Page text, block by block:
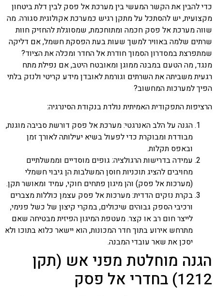
כדי להבין את הקשר המעשי בין מערכת אל פסק לבין דלת ביטחון
מקצועית, יש להסתכל על מתקן רגיש כמערכת אקולוגית סגורה. מה
שווה מערכת אל פסק חכמה ומתוחכמת, שמסוגלת להחזיק חוות
שרתים שלמה באוויר למשך שעות בעת הפסקת חשמל, אם דליקה
שמתפרצת במסדרון הסמוך חודרת אל החדר ומכלה את הציוד?
מנגד, מה הטעם במבנה ממוגן ומאובטח היטב, אם נפילת מתח
רגעית משביתה את השרתים וגורמת לאובדן מידע קריטי ולנזק בלתי
הפיך למערכות המחשוב?
הרציפות התפקודית האמיתית נולדת בנקודת הסינרגיה:
הגנה על הלב האנרגטי: מערכת אל פסק דורשת סביבה מוגנת,
מבודדת ומבוקרת כדי לפעול בשיא יעילותה לאורך זמן
ובאפס תקלות.
עמידה בדרישות הרגולציה: גופים מוסדיים וממשלתיים
מחויבים להציג תוכניות חוסן המשלבות הן גיבוי חשמלי
(מערכות אל פסק) והן מיגון פתחים חוקי, עמיד ומאושר תקן.
בקרת נזקים הדדית: מערכות אל פסק עצמן כוללות מצברים
ורכיבי הספק גבוהים שיכולים, במקרי קיצון של כשל פנימי,
לייצר חום רב או קצר. מעטפת המיגון הפיזית מבטיחה שאם
מתרחש אירוע בתוך חדר המכונות, הוא יישאר כלוא בתוכו ולא
יסכן את שאר עובדי המבנה.
הגנה מוחלטת מפני אש (תקן
1212) בחדרי אל פסק